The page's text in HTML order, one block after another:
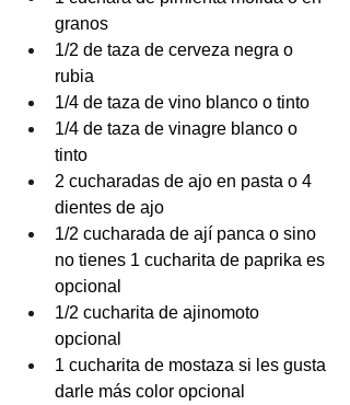
granos
1/2 de taza de cerveza negra o
rubia
1/4 de taza de vino blanco o tinto
1/4 de taza de vinagre blanco o
tinto
2 cucharadas de ajo en pasta o 4
dientes de ajo
1/2 cucharada de ají panca o sino
no tienes 1 cucharita de paprika es
opcional
1/2 cucharita de ajinomoto
opcional
1 cucharita de mostaza si les gusta
darle más color opcional